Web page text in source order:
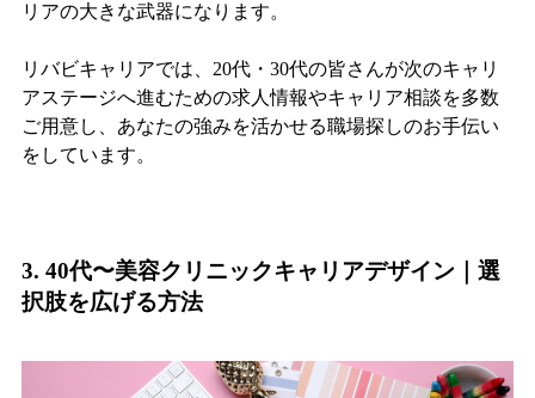
リアの大きな武器になります。
リバビキャリアでは、20代・30代の皆さんが次のキャリ
アステージへ進むための求人情報やキャリア相談を多数
ご用意し、あなたの強みを活かせる職場探しのお手伝い
をしています。
3. 40代〜美容クリニックキャリアデザイン｜選
択肢を広げる方法